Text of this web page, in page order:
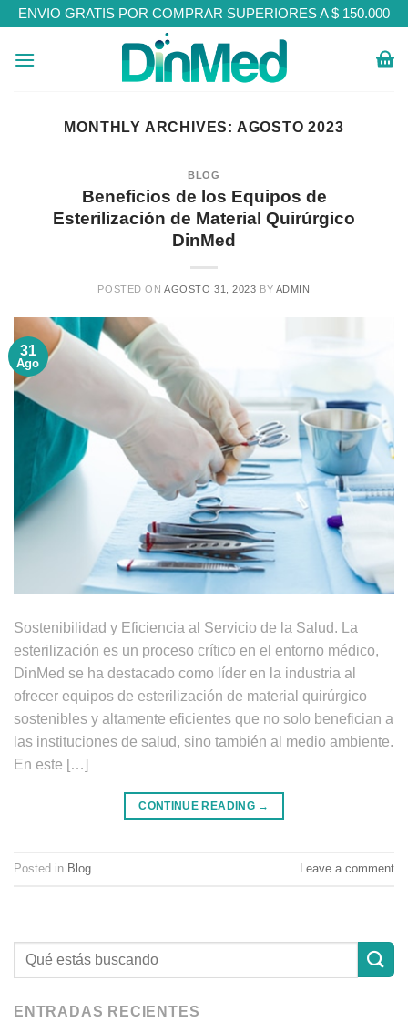
Skip
content
ENVIO GRATIS POR COMPRAR SUPERIORES A $ 150.000
MONTHLY ARCHIVES: AGOSTO 2023
BLOG
Beneficios de los Equipos de
Esterilización de Material Quirúrgico
DinMed
POSTED ONAGOSTO 31, 2023 BY ADMIN
31
Ago
Sostenibilidad y Eficiencia al Servicio de la Salud. La
esterilización es un proceso crítico en el entorno médico,
DinMed se ha destacado como líder en la industria al
ofrecer equipos de esterilización de material quirúrgico
sostenibles y altamente eficientes que no solo benefician a
las instituciones de salud, sino también al medio ambiente.
En este […]
CONTINUE READING →
Posted in Blog Leave a comment
ENTRADAS RECIENTES